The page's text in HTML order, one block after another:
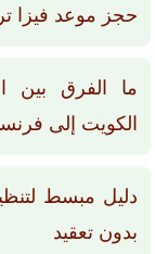
حجز موعد فيزا
ما الفرق بين
الكويت إلى
دليل مبسط
بدون تعقيد